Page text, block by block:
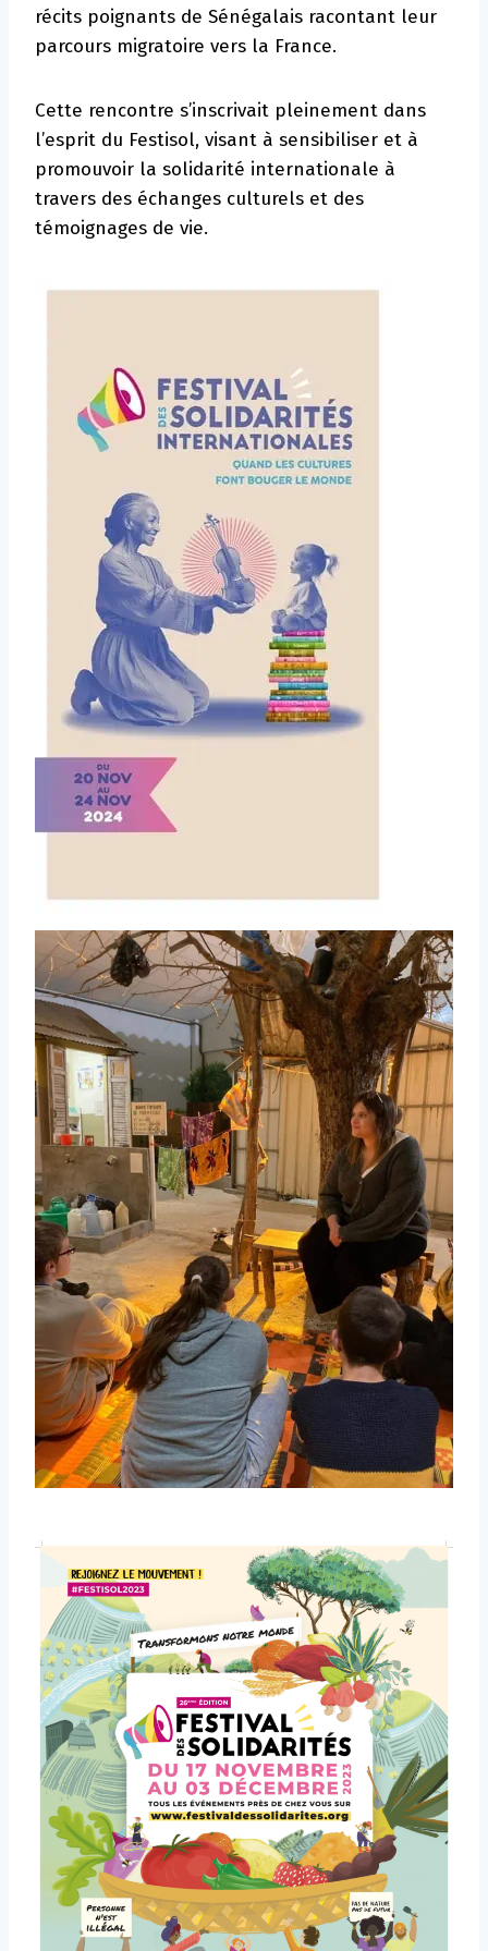
récits poignants de Sénégalais racontant leur
parcours migratoire vers la France.
Cette rencontre s’inscrivait pleinement dans
l’esprit du Festisol, visant à sensibiliser et à
promouvoir la solidarité internationale à
travers des échanges culturels et des
témoignages de vie.